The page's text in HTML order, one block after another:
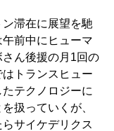
滞在に展望を馳
前中にヒューマ
ん後援の月1回の
トランスヒュー
テクノロジーに
扱っていくが、
サイケデリクス